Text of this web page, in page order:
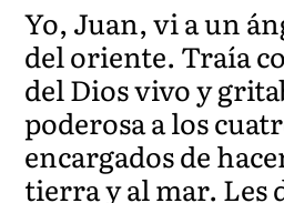
Yo, Juan, vi a un
del oriente. Traía
del Dios vivo y
poderosa a los
encargados de
tierra y al mar. Les